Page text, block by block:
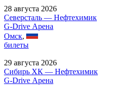
28 августа 2026
Северсталь — Нефтехимик
G-Drive Арена
Омск,
билеты
29 августа 2026
Сибирь ХК — Нефтехимик
G-Drive Арена